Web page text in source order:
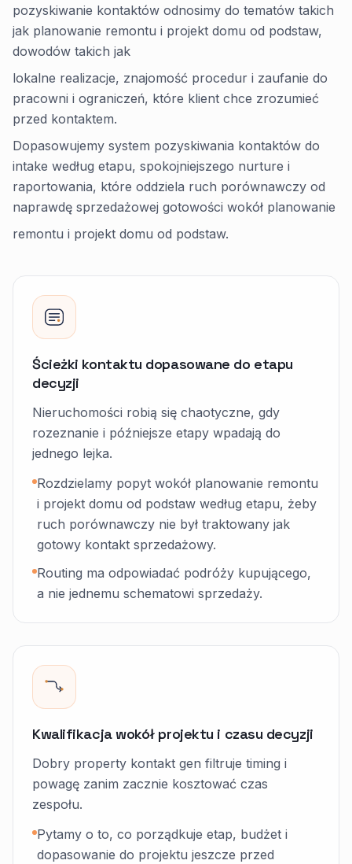
pozyskiwanie kontaktów odnosimy do tematów takich
jak planowanie remontu i projekt domu od podstaw,
dowodów takich jak
lokalne realizacje, znajomość procedur i zaufanie do
pracowni i ograniczeń, które klient chce zrozumieć
przed kontaktem.
Dopasowujemy system pozyskiwania kontaktów do
intake według etapu, spokojniejszego nurture i
raportowania, które oddziela ruch porównawczy od
naprawdę sprzedażowej gotowości wokół planowanie
remontu i projekt domu od podstaw.
Ścieżki kontaktu dopasowane do etapu
decyzji
Nieruchomości robią się chaotyczne, gdy
rozeznanie i późniejsze etapy wpadają do
jednego lejka.
Rozdzielamy popyt wokół planowanie remontu
i projekt domu od podstaw według etapu, żeby
ruch porównawczy nie był traktowany jak
gotowy kontakt sprzedażowy.
Routing ma odpowiadać podróży kupującego,
a nie jednemu schematowi sprzedaży.
Kwalifikacja wokół projektu i czasu decyzji
Dobry property kontakt gen filtruje timing i
powagę zanim zacznie kosztować czas
zespołu.
Pytamy o to, co porządkuje etap, budżet i
dopasowanie do projektu jeszcze przed